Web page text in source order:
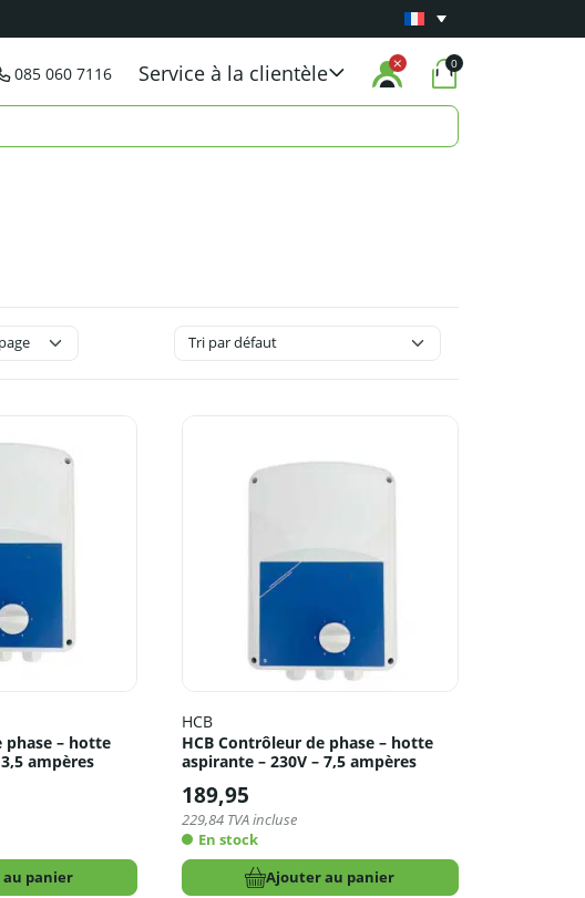
d'un an sur tous les
085 060 7116 Service à la clientèle 0
phase – hotte
ampères
panier
HCB
HCB Contrôleur de phase – hotte
aspirante – 230V – 7,5 ampères
189,95
229,84TVA incluse
En stock
Ajouter au panier